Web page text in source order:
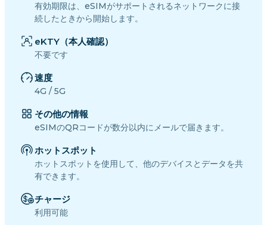
有効期限は、eSIMがサポートされるネットワークに接
続したときから開始します。
eKTY（本人確認）
不要です
速度
4G / 5G
その他の情報
eSIMのQRコードが数分以内にメールで届きます。
ホットスポット
ホットスポットを使用して、他のデバイスとデータを共
有できます。
チャージ
利用可能